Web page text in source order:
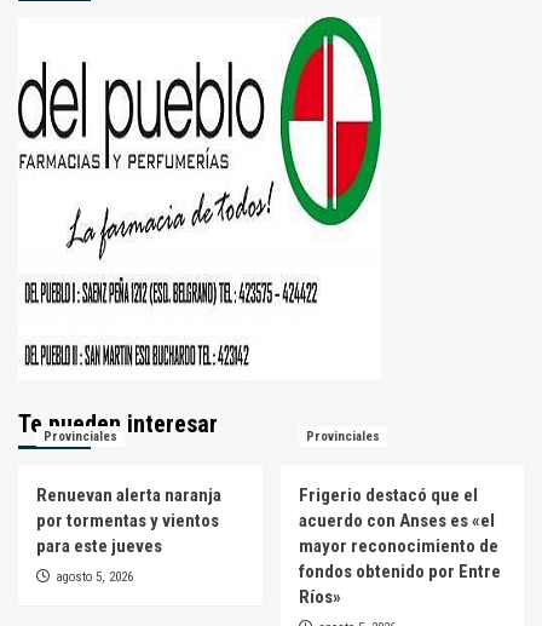
Te pueden interesar
Provinciales
Renuevan alerta naranja
por tormentas y vientos
para este jueves
agosto 5, 2026
Provinciales
Frigerio destacó que el
acuerdo con Anses es «el
mayor reconocimiento de
fondos obtenido por Entre
Ríos»